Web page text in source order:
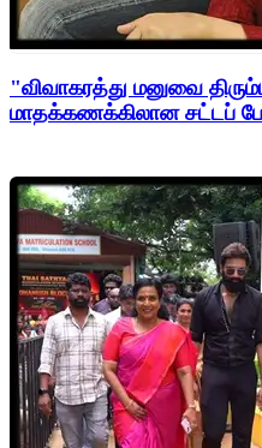
"விவாகரத்து மனுவை
மாதக்கணக்கிலான சட்டப்